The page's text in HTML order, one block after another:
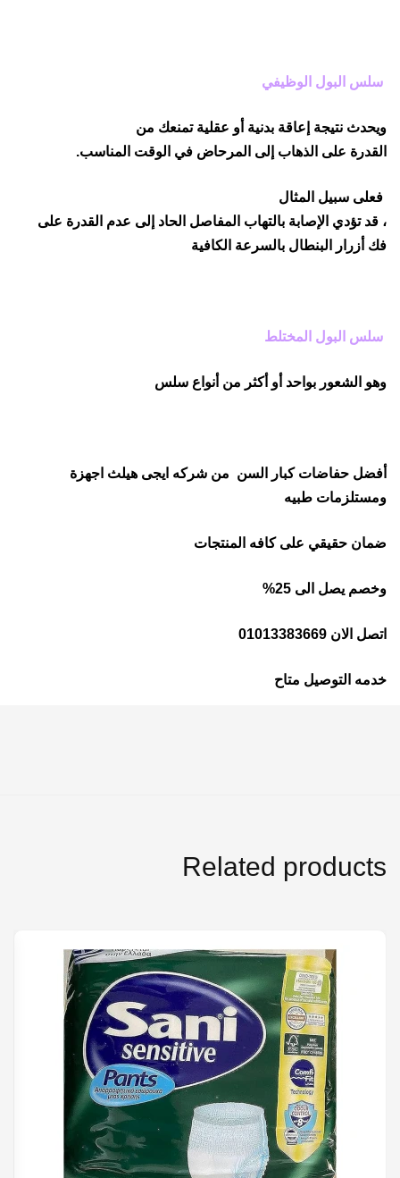
سلس البول الوظيفي
ويحدث نتيجة إعاقة بدنية أو عقلية تمنعك من
القدرة على الذهاب إلى المرحاض في الوقت المناسب.
فعلى سبيل المثال
، قد تؤدي الإصابة بالتهاب المفاصل الحاد إلى عدم القدرة على
فك أزرار البنطال بالسرعة الكافية
سلس البول المختلط
وهو الشعور بواحد أو أكثر من أنواع سلس
أفضل حفاضات كبار السن من شركه ايجى هيلث اجهزة
ومستلزمات طبيه
ضمان حقيقي على كافه المنتجات
وخصم يصل الى 25%
اتصل الان 01013383669
خدمه التوصيل متاح
Related products